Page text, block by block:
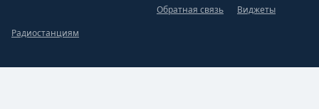
Обратная связь
Виджеты
Радиостанциям